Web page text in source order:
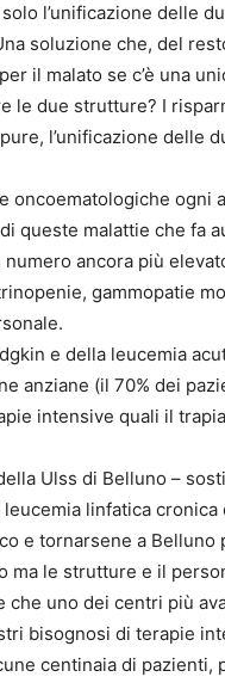
l’unificazione delle
soluzione che, del
il malato se c’è una
le due strutture? I
l’unificazione delle
oncoematologiche ogni
queste malattie che fa
numero ancora più
gammopatie
e della leucemia
anziane (il 70% dei
intensive quali il
Ulss di Belluno –
linfatica
e tornarsene a Belluno
ma le strutture e il
che uno dei centri più
bisognosi di terapie
centinaia di